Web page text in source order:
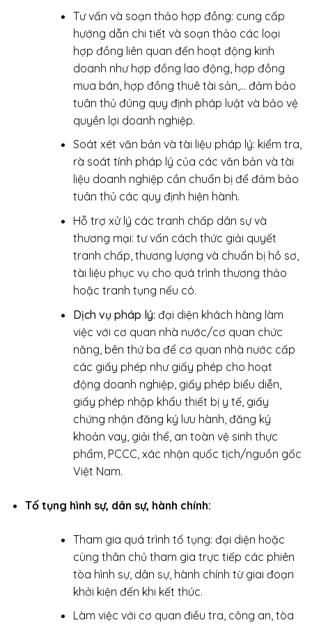
Tư vấn và soạn thảo hợp đồng: cung cấp
hướng dẫn chi tiết và soạn thảo các loại
hợp đồng liên quan đến hoạt động kinh
doanh như hợp đồng lao động, hợp đồng
mua bán, hợp đồng thuê tài sản,… đảm bảo
tuân thủ đúng quy định pháp luật và bảo vệ
quyền lợi doanh nghiệp.
Soát xét văn bản và tài liệu pháp lý: kiểm tra,
rà soát tính pháp lý của các văn bản và tài
liệu doanh nghiệp cần chuẩn bị để đảm bảo
tuân thủ các quy định hiện hành.
Hỗ trợ xử lý các tranh chấp dân sự và
thương mại: tư vấn cách thức giải quyết
tranh chấp, thương lượng và chuẩn bị hồ sơ,
tài liệu phục vụ cho quá trình thương thảo
hoặc tranh tụng nếu có.
Dịch vụ pháp lý: đại diện khách hàng làm
việc với cơ quan nhà nước/cơ quan chức
năng, bên thứ ba để cơ quan nhà nước cấp
các giấy phép như giấy phép cho hoạt
động doanh nghiệp, giấy phép biểu diễn,
giấy phép nhập khẩu thiết bị y tế, giấy
chứng nhận đăng ký lưu hành, đăng ký
khoản vay, giải thể, an toàn vệ sinh thực
phẩm, PCCC, xác nhận quốc tịch/nguồn gốc
Việt Nam.
Tố tụng hình sự, dân sự, hành chính:
Tham gia quá trình tố tụng: đại diện hoặc
cùng thân chủ tham gia trực tiếp các phiên
tòa hình sự, dân sự, hành chính từ giai đoạn
khởi kiện đến khi kết thúc.
Làm việc với cơ quan điều tra, công an, tòa